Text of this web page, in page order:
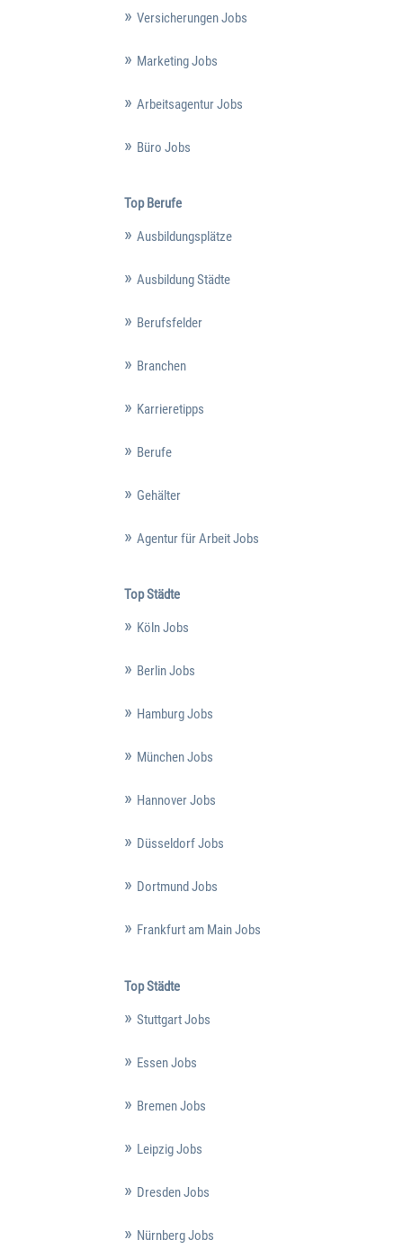
Versicherungen Jobs
Marketing Jobs
Arbeitsagentur Jobs
Büro Jobs
Top Berufe
Ausbildungsplätze
Ausbildung Städte
Berufsfelder
Branchen
Karrieretipps
Berufe
Gehälter
Agentur für Arbeit Jobs
Top Städte
Köln Jobs
Berlin Jobs
Hamburg Jobs
München Jobs
Hannover Jobs
Düsseldorf Jobs
Dortmund Jobs
Frankfurt am Main Jobs
Top Städte
Stuttgart Jobs
Essen Jobs
Bremen Jobs
Leipzig Jobs
Dresden Jobs
Nürnberg Jobs